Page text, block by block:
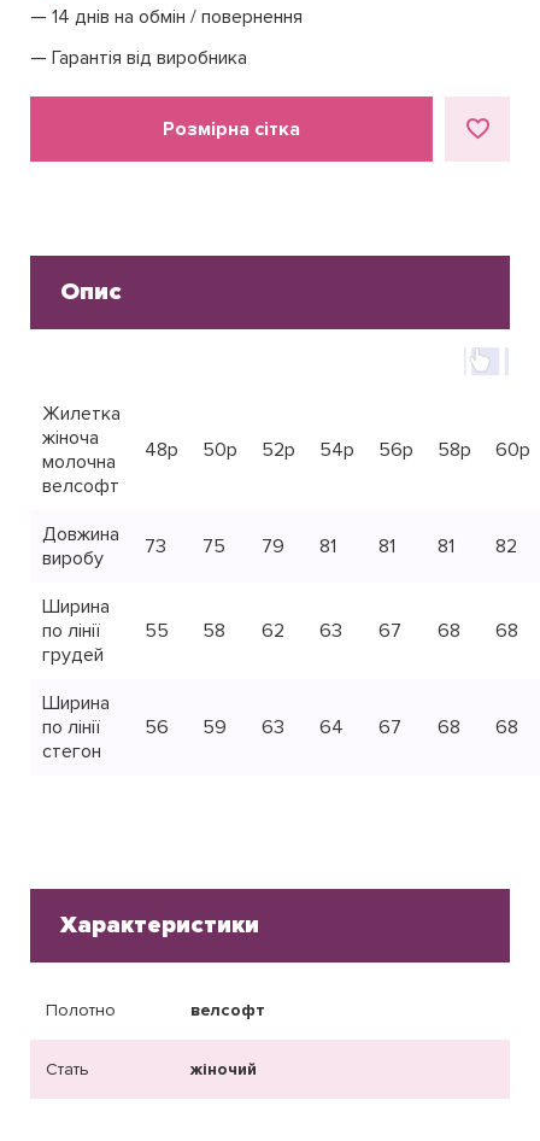
14 днів на обмін / повернення
Гарантія від виробника
Розмірна сітка
Опис
Жилетка
жіноча
молочна
велсофт
48р 50р 52р 54р 56р 58р 60р
Довжина
виробу
73 75 79 81 81 81 82
Ширина
по лінії
грудей
55 58 62 63 67 68 68
Ширина
по лінії
стегон
56 59 63 64 67 68 68
Характеристики
Полотно велсофт
Стать жіночий